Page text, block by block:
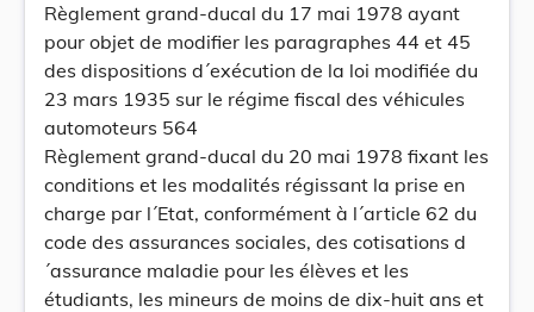
Règlement grand-ducal du 17 mai 1978 ayant
pour objet de modifier les paragraphes 44 et 45
des dispositions d´exécution de la loi modifiée du
23 mars 1935 sur le régime fiscal des véhicules
automoteurs 564
Règlement grand-ducal du 20 mai 1978 fixant les
conditions et les modalités régissant la prise en
charge par l´Etat, conformément à l´article 62 du
code des assurances sociales, des cotisations d
´assurance maladie pour les élèves et les
étudiants, les mineurs de moins de dix-huit ans et